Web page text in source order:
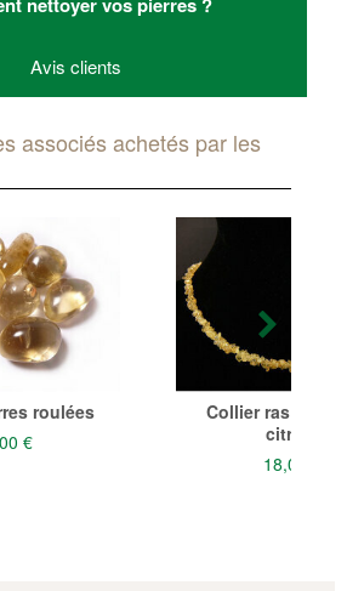
Avis clients
associés achetés par les
roulées
€
Collier ras du
citrine
18,00 €